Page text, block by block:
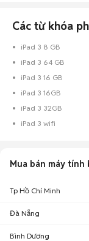
Các từ khóa
iPad 3 8 GB
iPad 3 64 GB
iPad 3 16 GB
iPad 3 16GB
iPad 3 32GB
iPad 3 wifi
Mua bán máy tính
Tp Hồ Chí Minh
Đà Nẵng
Bình Dương